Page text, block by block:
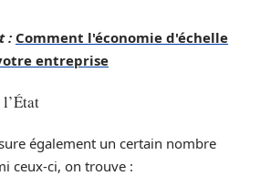
: Comment l'économie d'échelle
entreprise
également un certain nombre
ceux-ci, on trouve :